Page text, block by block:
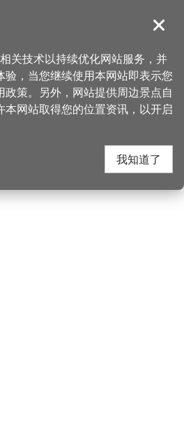
導覽
物 > 异风堂
住宿
关闭
关技术以持续优化网站服务，并
验，当您继续使用本网站即表示您
策。另外，网站提供周边景点自
本网站取得您的位置资讯，以开启
我知道了